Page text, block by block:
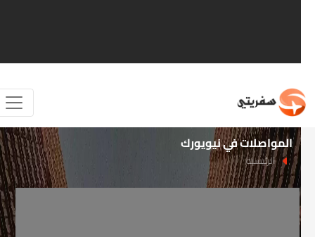
المواصلات في نيويورك
الرئيسية